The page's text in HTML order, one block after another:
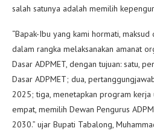
salah satunya adalah memilih
“Bapak-Ibu yang kami hormati,
dalam rangka melaksanakan amanat
Dasar ADPMET, dengan tujuan: satu,
Dasar ADPMET; dua,
2025; tiga, menetapkan program
empat, memilih Dewan Pengurus
2030.” ujar Bupati Tabalong,